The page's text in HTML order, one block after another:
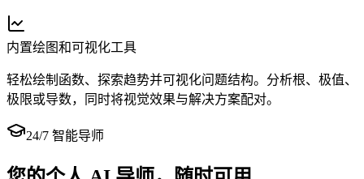
内置绘图和可视化工具
轻松绘制函数、探索趋势并可视化问题结构。分析根、极值、
极限或导数，同时将视觉效果与解决方案配对。
24/7 智能导师